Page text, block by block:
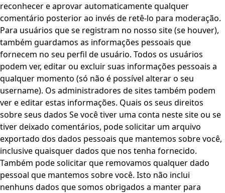
reconhecer e aprovar automaticamente qualquer
comentário posterior ao invés de retê-lo para moderação.
Para usuários que se registram no nosso site (se houver),
também guardamos as informações pessoais que
fornecem no seu perfil de usuário. Todos os usuários
podem ver, editar ou excluir suas informações pessoais a
qualquer momento (só não é possível alterar o seu
username). Os administradores de sites também podem
ver e editar estas informações. Quais os seus direitos
sobre seus dados Se você tiver uma conta neste site ou se
tiver deixado comentários, pode solicitar um arquivo
exportado dos dados pessoais que mantemos sobre você,
inclusive quaisquer dados que nos tenha fornecido.
Também pode solicitar que removamos qualquer dado
pessoal que mantemos sobre você. Isto não inclui
nenhuns dados que somos obrigados a manter para